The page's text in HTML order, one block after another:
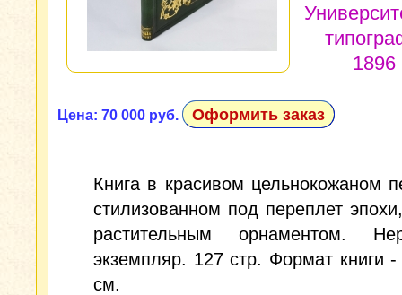
1896
Цена: 70 000 руб. Оформить заказ
Книга в красивом цельнокожаном
стилизованном под переплет
растительным орнаментом.
экземпляр. 127 стр. Формат книги
см.